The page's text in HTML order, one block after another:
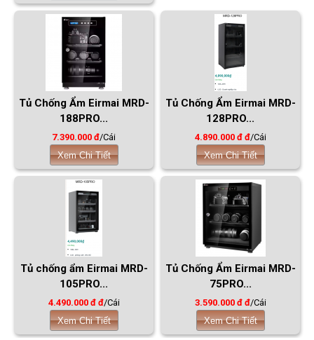
Tủ Chống Ẩm Eirmai MRD-
188PRO...
7.390.000 đ/Cái
Xem Chi Tiết
Tủ Chống Ẩm Eirmai MRD-
128PRO...
4.890.000 đ đ/Cái
Xem Chi Tiết
Tủ chống ẩm Eirmai MRD-
105PRO...
4.490.000 đ đ/Cái
Xem Chi Tiết
Tủ Chống Ẩm Eirmai MRD-
75PRO...
3.590.000 đ đ/Cái
Xem Chi Tiết